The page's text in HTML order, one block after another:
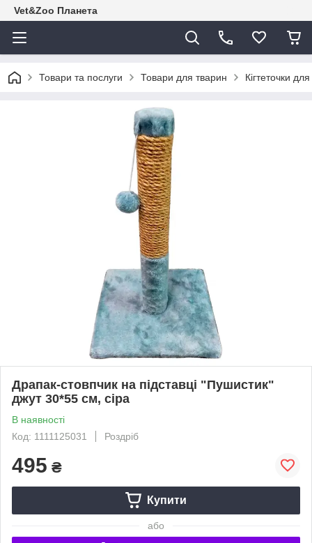
Vet&Zoo Планета
Товари та послуги Товари для тварин Кігтеточки
Драпак-стовпчик на підставці "Пушистик"
джут 30*55 см, сіра
В наявності
Код: 1111125031
Роздріб
495 ₴
Купити
або